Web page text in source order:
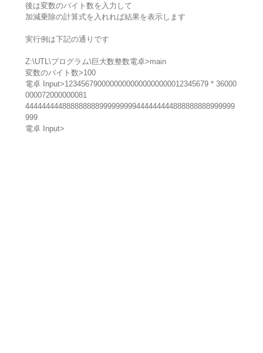
後は変数のバイト数を入力して
加減乗除の計算式を入れれば結果を表示します
実行例は下記の通りです
Z:\UTL\プログラム\巨大数整数電卓>main
変数のバイト数>100
電卓 Input>12345679000000000000000000012345679 * 36000
000072000000081
444444444888888888999999999444444444888888888999999
999
電卓 Input>